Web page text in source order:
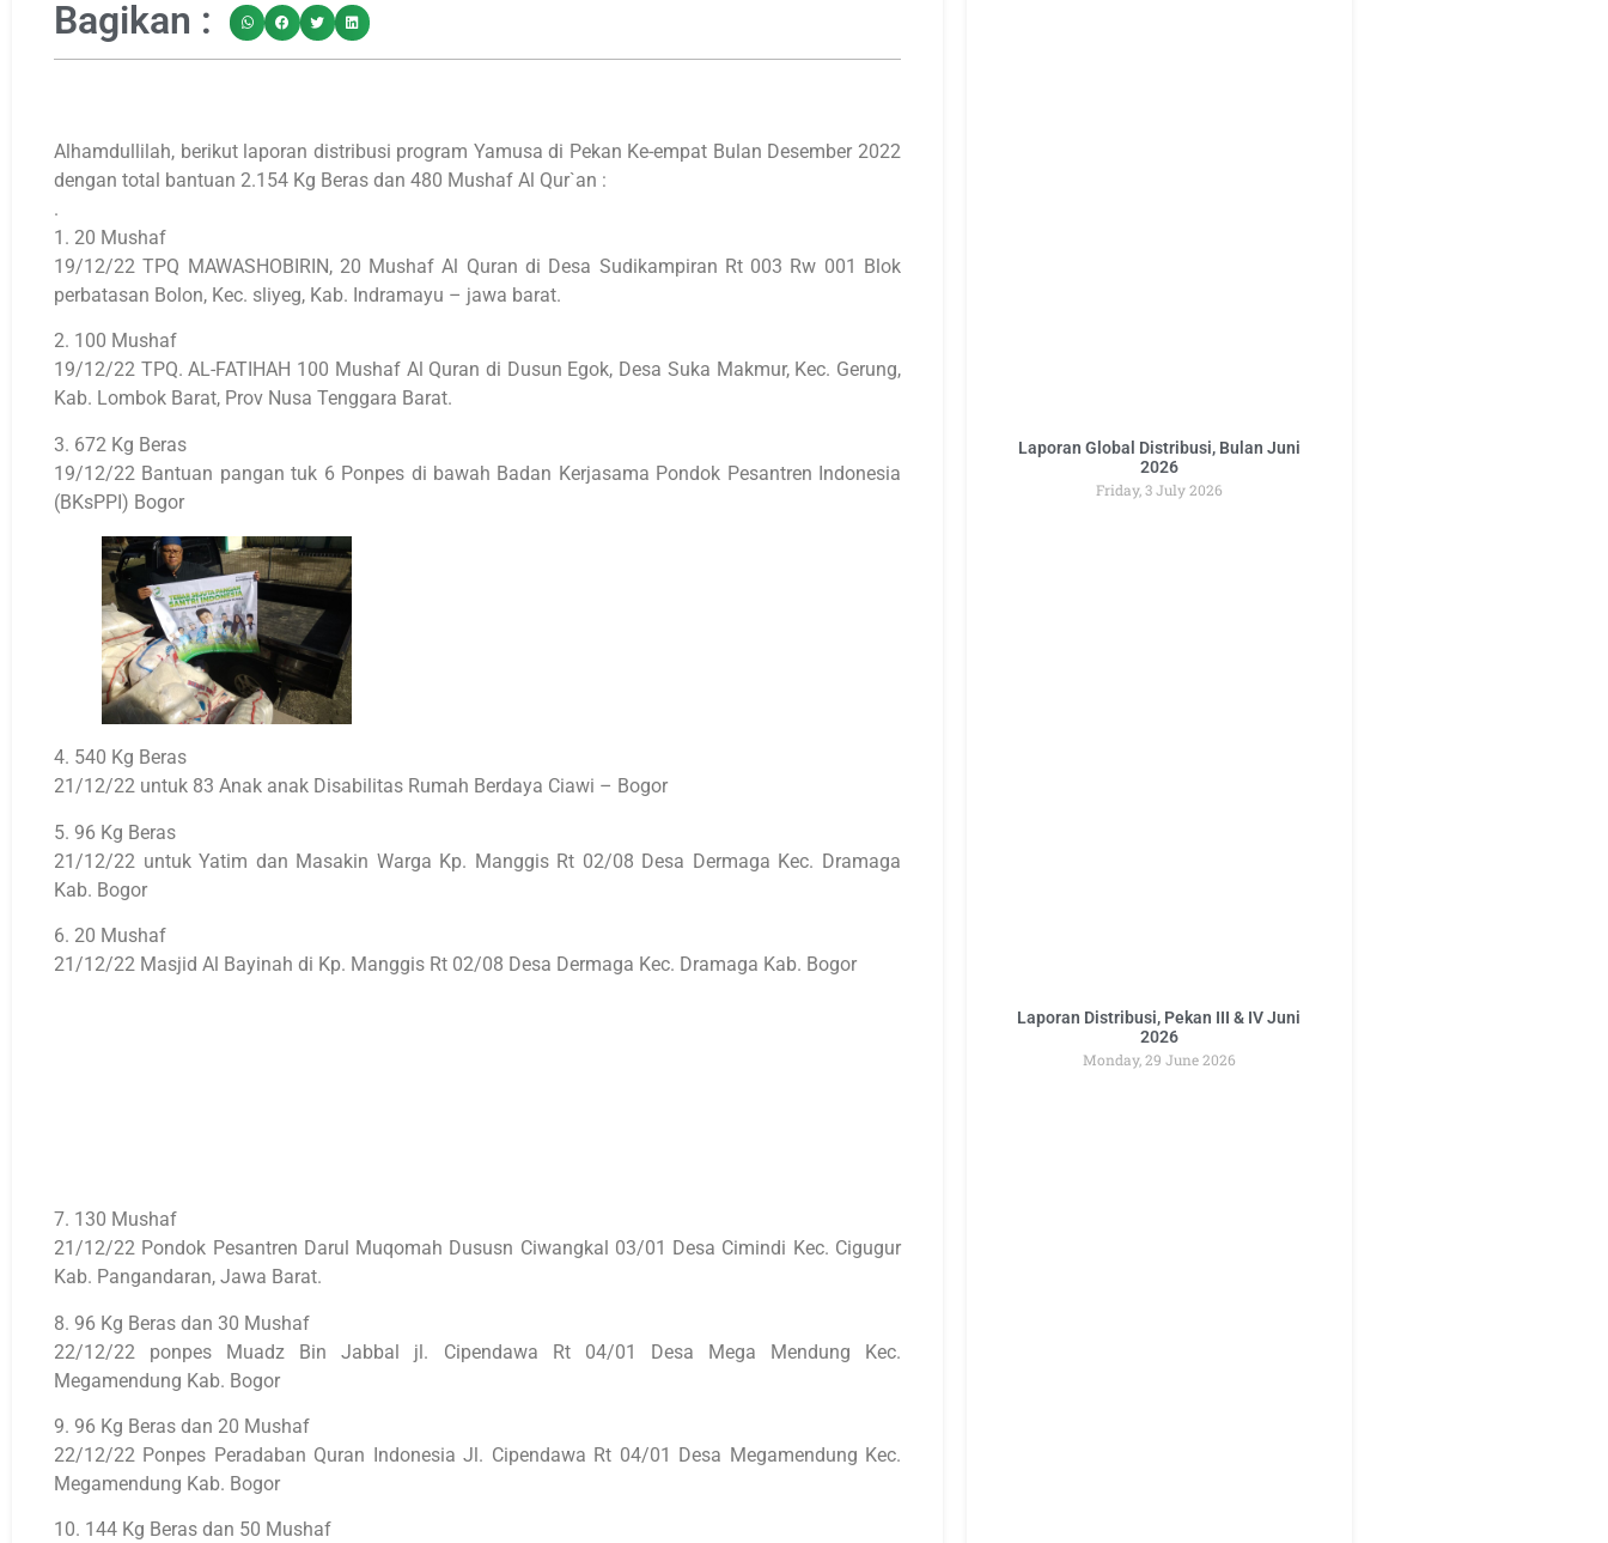
Bagikan :
Alhamdullilah, berikut laporan distribusi program Yamusa di Pekan Ke-empat Bulan Desember 2022
dengan total bantuan 2.154 Kg Beras dan 480 Mushaf Al Qur`an :
.
1. 20 Mushaf
19/12/22 TPQ MAWASHOBIRIN, 20 Mushaf Al Quran di Desa Sudikampiran Rt 003 Rw 001 Blok
perbatasan Bolon, Kec. sliyeg, Kab. Indramayu – jawa barat.
2. 100 Mushaf
19/12/22 TPQ. AL-FATIHAH 100 Mushaf Al Quran di Dusun Egok, Desa Suka Makmur, Kec. Gerung,
Kab. Lombok Barat, Prov Nusa Tenggara Barat.
3. 672 Kg Beras
19/12/22 Bantuan pangan tuk 6 Ponpes di bawah Badan Kerjasama Pondok Pesantren Indonesia
(BKsPPI) Bogor
4. 540 Kg Beras
21/12/22 untuk 83 Anak anak Disabilitas Rumah Berdaya Ciawi – Bogor
5. 96 Kg Beras
21/12/22 untuk Yatim dan Masakin Warga Kp. Manggis Rt 02/08 Desa Dermaga Kec. Dramaga
Kab. Bogor
6. 20 Mushaf
21/12/22 Masjid Al Bayinah di Kp. Manggis Rt 02/08 Desa Dermaga Kec. Dramaga Kab. Bogor
7. 130 Mushaf
21/12/22 Pondok Pesantren Darul Muqomah Dususn Ciwangkal 03/01 Desa Cimindi Kec. Cigugur
Kab. Pangandaran, Jawa Barat.
8. 96 Kg Beras dan 30 Mushaf
22/12/22 ponpes Muadz Bin Jabbal jl. Cipendawa Rt 04/01 Desa Mega Mendung Kec.
Megamendung Kab. Bogor
9. 96 Kg Beras dan 20 Mushaf
22/12/22 Ponpes Peradaban Quran Indonesia Jl. Cipendawa Rt 04/01 Desa Megamendung Kec.
Megamendung Kab. Bogor
10. 144 Kg Beras dan 50 Mushaf
Laporan Global Distribusi, Bulan Juni
2026
Friday, 3 July 2026
Laporan Distribusi, Pekan III & IV Juni
2026
Monday, 29 June 2026